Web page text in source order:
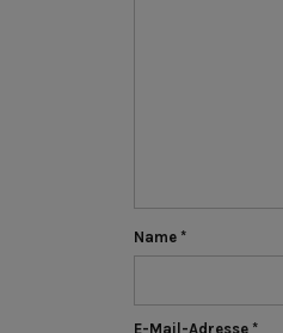
Name *
E-Mail-Adresse *